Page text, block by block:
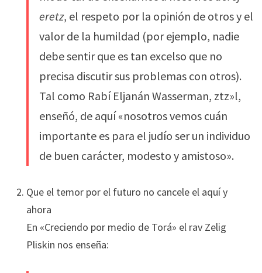
eretz, el respeto por la opinión de otros y el
valor de la humildad (por ejemplo, nadie
debe sentir que es tan excelso que no
precisa discutir sus problemas con otros).
Tal como Rabí Eljanán Wasserman, ztz»l,
enseñó, de aquí «nosotros vemos cuán
importante es para el judío ser un individuo
de buen carácter, modesto y amistoso».
Que el temor por el futuro no cancele el aquí y
ahora
En «Creciendo por medio de Torá» el rav Zelig
Pliskin nos enseña: